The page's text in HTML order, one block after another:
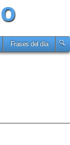
Frases del día